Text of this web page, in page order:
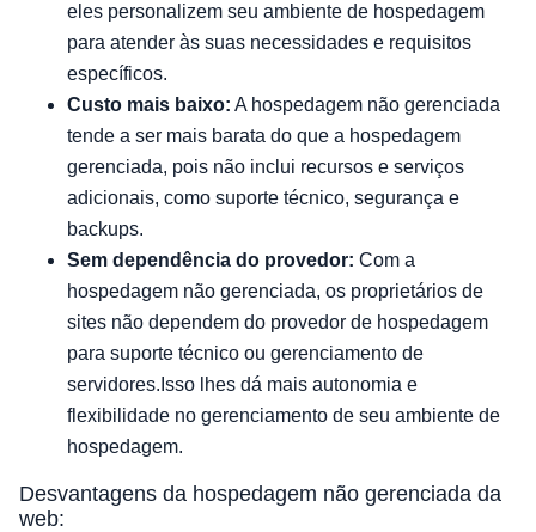
eles personalizem seu ambiente de hospedagem
para atender às suas necessidades e requisitos
específicos.
Custo mais baixo: A hospedagem não gerenciada
tende a ser mais barata do que a hospedagem
gerenciada, pois não inclui recursos e serviços
adicionais, como suporte técnico, segurança e
backups.
Sem dependência do provedor: Com a
hospedagem não gerenciada, os proprietários de
sites não dependem do provedor de hospedagem
para suporte técnico ou gerenciamento de
servidores.Isso lhes dá mais autonomia e
flexibilidade no gerenciamento de seu ambiente de
hospedagem.
Desvantagens da hospedagem não gerenciada da
web: